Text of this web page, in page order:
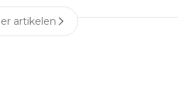
artikelen